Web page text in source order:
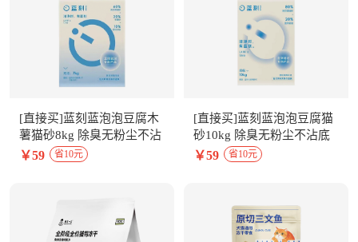
[直接买]蓝刻蓝泡泡豆腐木
薯猫砂8kg 除臭无粉尘不沾
底
￥59 省10元
[直接买]蓝刻蓝泡泡豆腐猫
砂10kg 除臭无粉尘不沾底
￥59 省10元